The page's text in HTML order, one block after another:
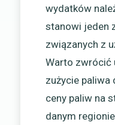
wydatków
stanowi jeden
związanych z
Warto zwrócić
zużycie paliwa
ceny paliw na
danym